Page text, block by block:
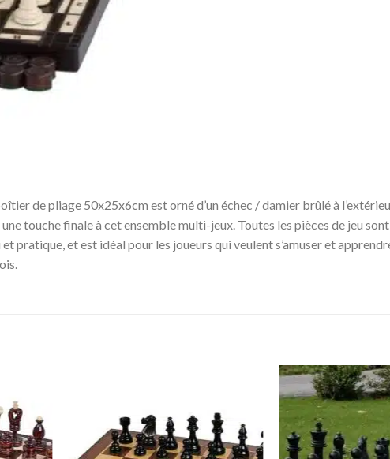
de pliage 50x25x6cm est orné d’un échec / damier brûlé à
touche finale à cet ensemble multi-jeux. Toutes les pièces de jeu
pratique, et est idéal pour les joueurs qui veulent s’amuser et